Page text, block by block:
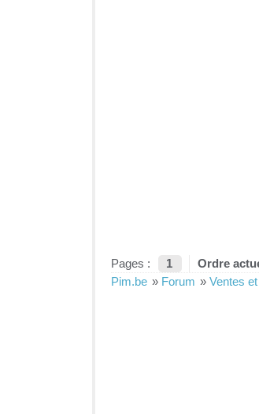
Pages : 1 Ordre
Pim.be » Forum » Ventes